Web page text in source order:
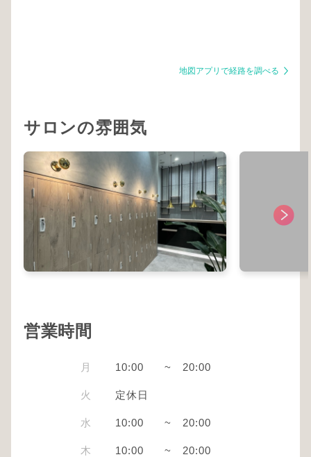
地図アプリで経路を調べる
サロンの雰囲気
営業時間
月 10:00 ~ 20:00
火 定休日
水 10:00 ~ 20:00
木 10:00 ~ 20:00